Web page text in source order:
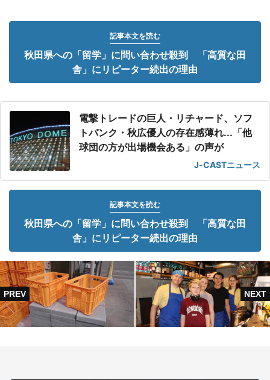
記事本文を読む
秋田県への「留学」に問い合わせ殺到 「高質な田
舎」にリピーター続出の理由
電撃トレードの巨人・リチャード、ソフ
トバンク・秋広優人の存在感薄れ...「他
球団の方が出場機会ある」の声が
J-CASTニュース
記事本文を読む
秋田県への「留学」に問い合わせ殺到 「高質な田
舎」にリピーター続出の理由